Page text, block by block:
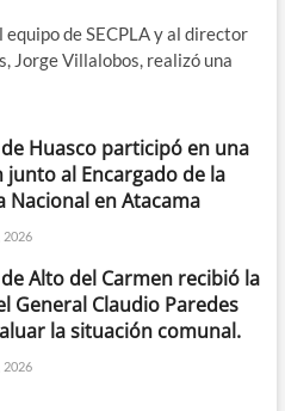
de SECPLA y al director
Jorge Villalobos, realizó una
Huasco participó en una
junto al Encargado de la
Nacional en Atacama
2026
Alto del Carmen recibió la
General Claudio Paredes
la situación comunal.
2026